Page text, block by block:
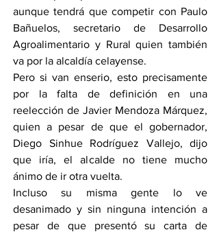
aunque tendrá que competir con Paulo
Bañuelos, secretario de Desarrollo
Agroalimentario y Rural quien también
va por la alcaldía celayense.
Pero si van enserio, esto precisamente
por la falta de definición en una
reelección de Javier Mendoza Márquez,
quien a pesar de que el gobernador,
Diego Sinhue Rodríguez Vallejo, dijo
que iría, el alcalde no tiene mucho
ánimo de ir otra vuelta.
Incluso su misma gente lo ve
desanimado y sin ninguna intención a
pesar de que presentó su carta de